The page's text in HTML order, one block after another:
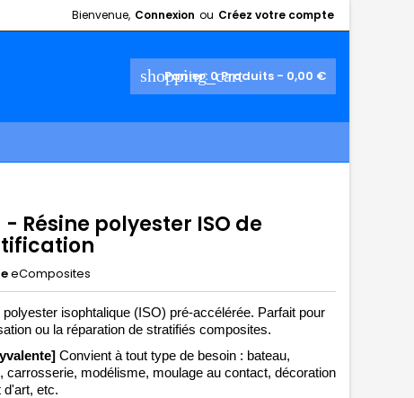
Bienvenue, Connexion ou Créez votre compte
shopping_cart
Panier: 0Produits - 0,00 €
- Résine polyester ISO de
eComposites
polyester isophtalique (ISO) pré-accélérée. Parfait pour
ou la réparation de stratifiés composites.
Convient à tout type de besoin : bateau,
carrosserie, modélisme, moulage au contact, décoration
d'art, etc.